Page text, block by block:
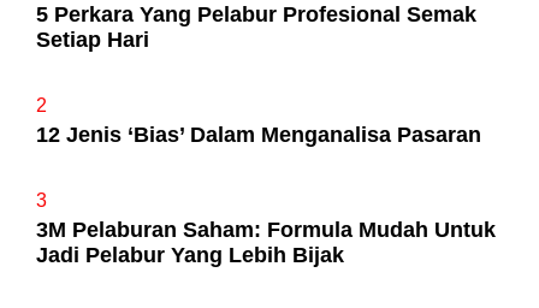
5 Perkara Yang Pelabur Profesional Semak
Setiap Hari
2
12 Jenis ‘Bias’ Dalam Menganalisa Pasaran
3
3M Pelaburan Saham: Formula Mudah Untuk
Jadi Pelabur Yang Lebih Bijak